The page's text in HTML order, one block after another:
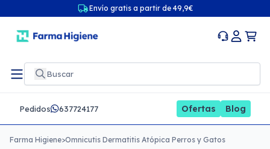
Envío gratis a partir de 49,9€
Pedidos 637724177 Ofertas Blog
Farma Higiene>Omnicutis Dermatitis Atópica Perros y Gatos